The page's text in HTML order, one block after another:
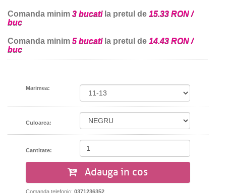
Comanda minim 3 bucatila pretul de 15.33 RON /
buc
Comanda minim 5 bucatila pretul de 14.43 RON /
buc
Marimea:
Culoarea:
Cantitate:
Adauga in cos
Comanda telefonic: 0371236352